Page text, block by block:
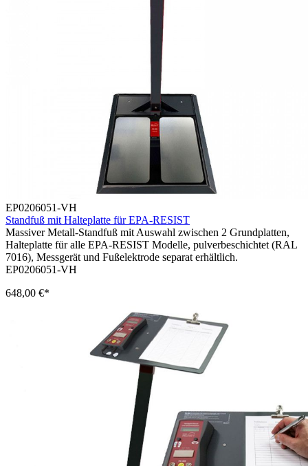
EP0206051-VH
Standfuß mit Halteplatte für EPA-RESIST
Massiver Metall-Standfuß mit Auswahl zwischen 2 Grundplatten,
Halteplatte für alle EPA-RESIST Modelle, pulverbeschichtet (RAL
7016), Messgerät und Fußelektrode separat erhältlich.
EP0206051-VH
648,00 €*